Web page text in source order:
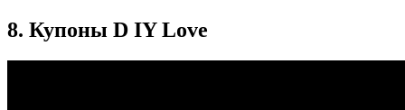
8. Купоны D IY Love